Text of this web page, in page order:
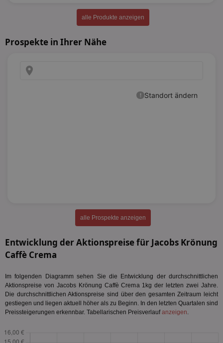
alle Produkte anzeigen
Prospekte in Ihrer Nähe
alle Prospekte anzeigen
Entwicklung der Aktionspreise für Jacobs Krönung
Caffè Crema
Im folgenden Diagramm sehen Sie die Entwicklung der durchschnittlichen
Aktionspreise von Jacobs Krönung Caffè Crema 1kg der letzten zwei Jahre.
Die durchschnittlichen Aktionspreise sind über den gesamten Zeitraum leicht
gestiegen und liegen aktuell höher als zu Beginn. In den letzten Quartalen sind
Preissteigerungen erkennbar. Tabellarischen Preisverlaufanzeigen.